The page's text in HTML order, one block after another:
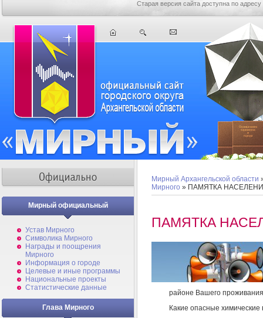
Старая версия сайта доступна по адресу
Мирный официальный
Устав Мирного
Символика Мирного
Награды и поощрения
Мирного
Информация о городе
Целевые и иные программы
Национальные проекты
Статистические данные
Глава Мирного
Мирный Архангельской области
Мирного » ПАМЯТКА
ПАМЯТКА
районе Вашего
Какие опасные